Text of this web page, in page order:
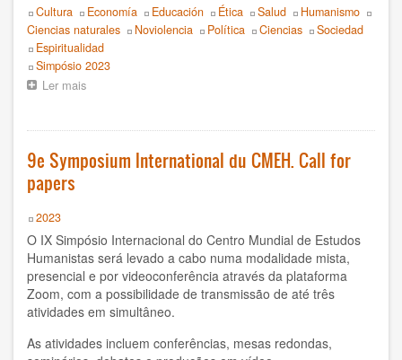
Society
AUTOR
Angélica Soler
Boris Koval
C Braulio
Topics
Cultura Economía Educación Ética Salud
Humanismo
Ciencias naturales
Noviolencia Política Ciencias
Sociedad
Espiritualidad
Event
Simpósio 2023
Ler mais
do
Simpósio
e
superação:
cruzando
as
fronteiras
pensamento”
9e Symposium International du CMEH. Call for
papers
Year
2023
O IX Simpósio Internacional do Centro Mundial de Estudos
Humanistas será levado a cabo numa modalidade mista,
presencial e por videoconferência através da plataforma
Zoom, com a possibilidade de transmissão de até três
atividades em simultâneo.
As atividades incluem conferências, mesas redondas,